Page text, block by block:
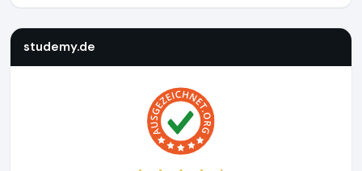
studemy.de